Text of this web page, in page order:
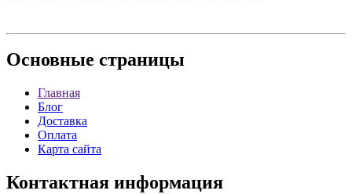
Основные страницы
Главная
Блог
Доставка
Оплата
Карта сайта
Контактная информация